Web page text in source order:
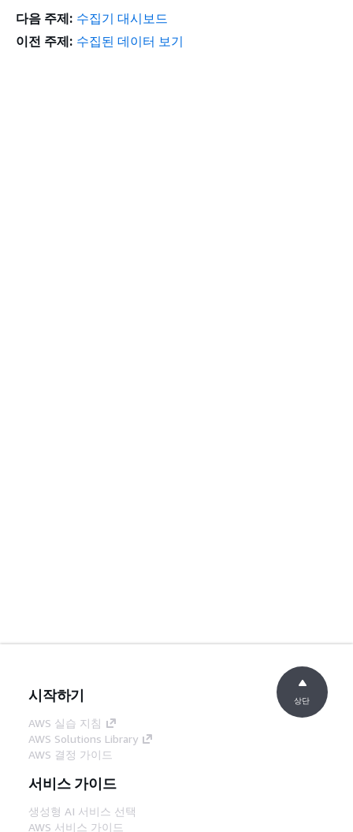
다음 주제: 수집기 대시보드
이전 주제: 수집된 데이터 보기
시작하기
AWS 실습 지침
AWS Solutions Library
AWS 결정 가이드
서비스 가이드
생성형 AI 서비스 선택
AWS 서비스 가이드
상단